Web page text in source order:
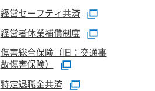
経営セーフティ共済
経営者休業補償制度
傷害総合保険（旧：交通事
故傷害保険）
特定退職金共済